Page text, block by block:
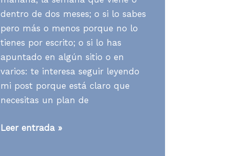
dentro de dos meses; o si lo sabes
pero más o menos porque no lo
tienes por escrito; o si lo has
apuntado en algún sitio o en
varios: te interesa seguir leyendo
mi post porque está claro que
necesitas un plan de
[Contenidos]
Leer entrada »